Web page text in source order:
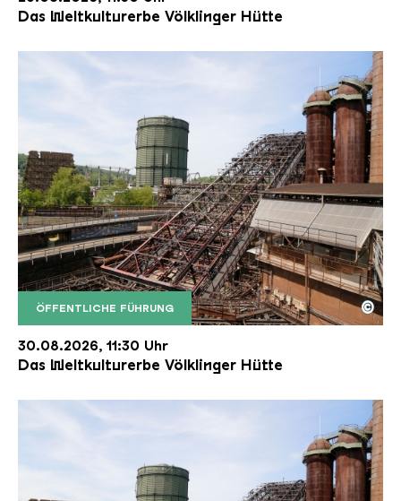
Das Weltkulturerbe Völklinger Hütte
ÖFFENTLICHE FÜHRUNG
Der Erzschrägaufzug der Völklinger Hütte mit
Copyright: Weltkulturerbe Völklinger Hütte | Karl
©
30.08.2026, 11:30 Uhr
Das Weltkulturerbe Völklinger Hütte